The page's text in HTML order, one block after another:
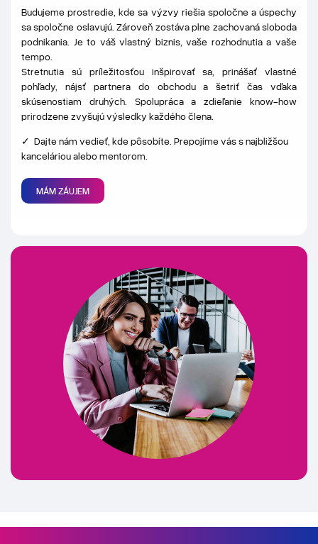
Budujeme prostredie, kde sa výzvy riešia spoločne a úspechy
sa spoločne oslavujú. Zároveň zostáva plne zachovaná sloboda
podnikania. Je to váš vlastný biznis, vaše rozhodnutia a vaše
tempo.
Stretnutia sú príležitosťou inšpirovať sa, prinášať vlastné
pohľady, nájsť partnera do obchodu a šetriť čas vďaka
skúsenostiam druhých. Spolupráca a zdieľanie know-how
prirodzene zvyšujú výsledky každého člena.
✓ Dajte nám vedieť, kde pôsobíte. Prepojíme vás s najbližšou
kanceláriou alebo mentorom.
MÁM ZÁUJEM